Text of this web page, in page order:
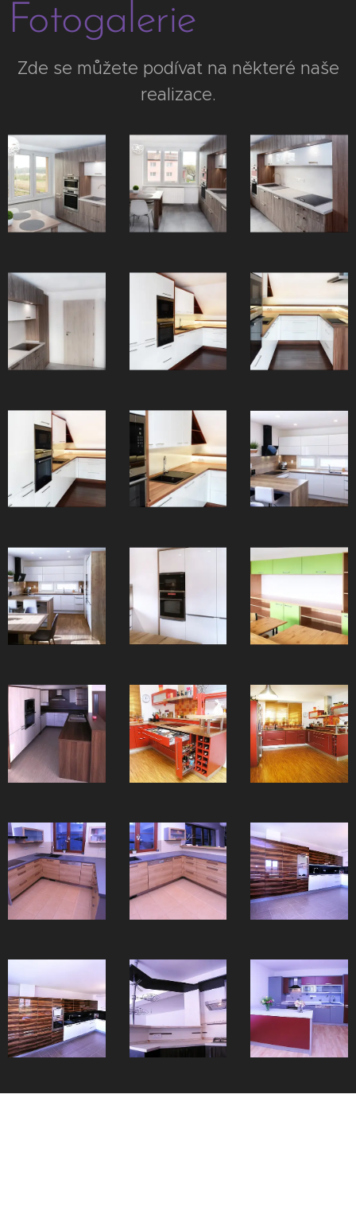
Fotogalerie
Zde se můžete podívat na některé naše
realizace.